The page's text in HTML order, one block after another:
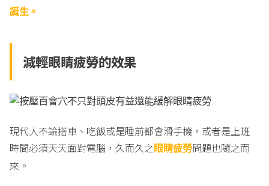
誕生。
減輕眼睛疲勞的效果
現代人不論搭車、吃飯或是睡前都會滑手機，或者是上班
時間必須天天面對電腦，久而久之 眼睛疲勞問題也隨之而
來。